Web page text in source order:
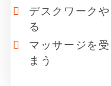
デスクワーク
る
マッサージを
まう